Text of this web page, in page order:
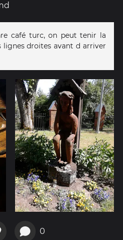
café turc, on peut tenir la
lignes droites avant d arriver
0